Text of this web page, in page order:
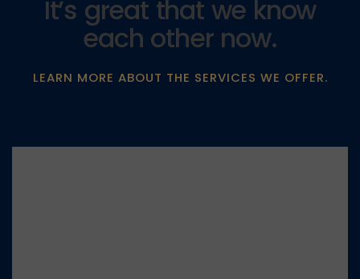
It’s great that we know
each other now.
LEARN MORE ABOUT THE SERVICES WE OFFER.